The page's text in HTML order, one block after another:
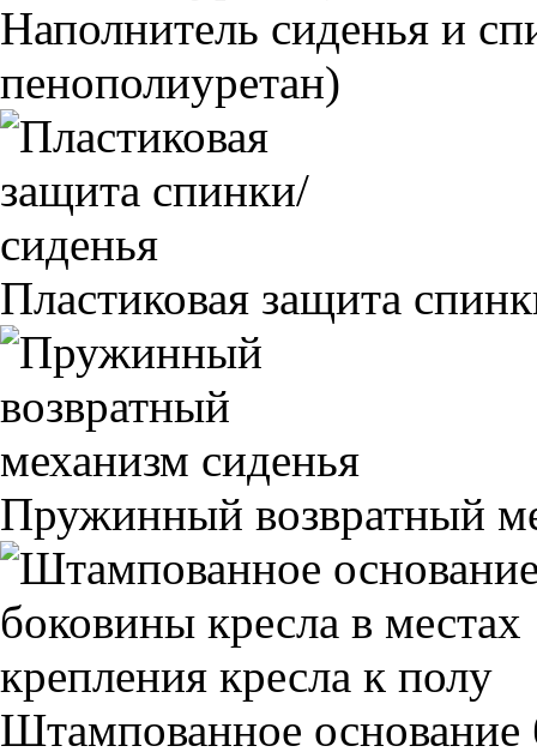
Наполнитель сиденья и
пенополиуретан)
Пластиковая защита
Пружинный возвратный
Штампованное основание